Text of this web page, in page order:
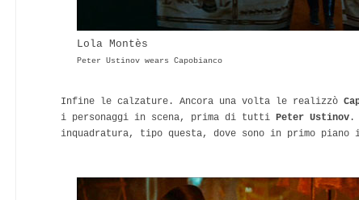
Lola Montès
Peter Ustinov wears Capobianco
Infine le calzature. Ancora una volta le realizzò
i personaggi in scena, prima di tutti Peter Ustinov .
inquadratura, tipo questa, dove sono in primo piano